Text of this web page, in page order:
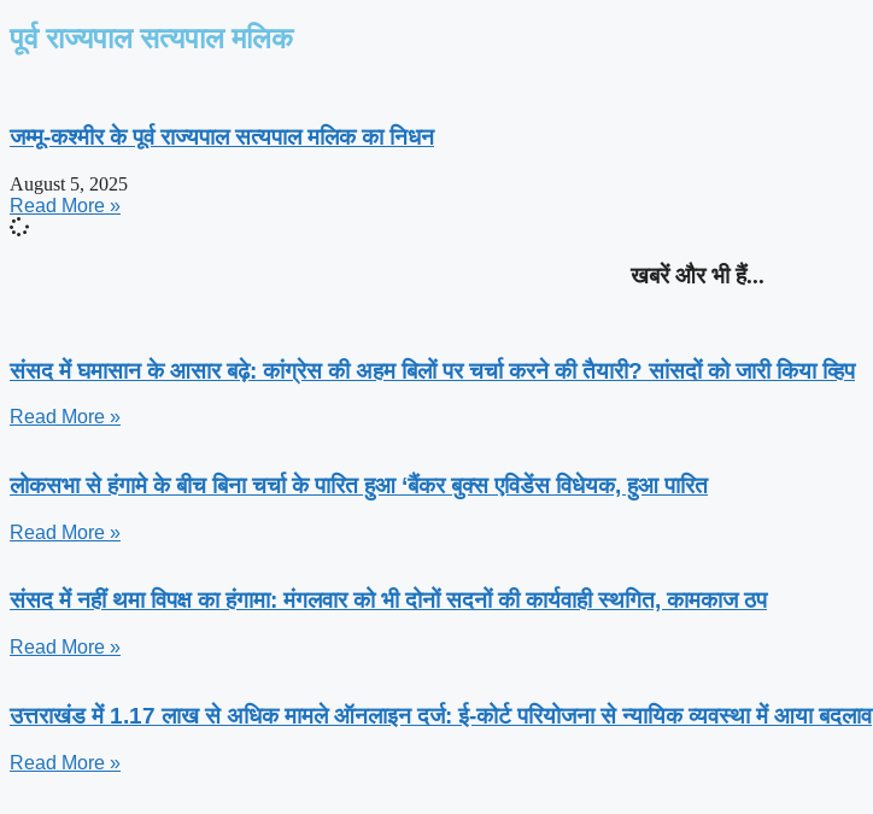
पूर्व राज्यपाल सत्यपाल मलिक
जम्मू-कश्मीर के पूर्व राज्यपाल सत्यपाल मलिक का निधन
August 5, 2025
Read More »
खबरें और भी हैं...
संसद में घमासान के आसार बढ़े: कांग्रेस की अहम बिलों पर चर्चा करने की तैयारी? सांसदों को जारी किया व्हिप
Read More »
लोकसभा से हंगामे के बीच बिना चर्चा के पारित हुआ ‘बैंकर बुक्स एविडेंस विधेयक, हुआ पारित
Read More »
संसद में नहीं थमा विपक्ष का हंगामा: मंगलवार को भी दोनों सदनों की कार्यवाही स्थगित, कामकाज ठप
Read More »
उत्तराखंड में 1.17 लाख से अधिक मामले ऑनलाइन दर्ज: ई-कोर्ट परियोजना से न्यायिक व्यवस्था में आया बदलाव
Read More »